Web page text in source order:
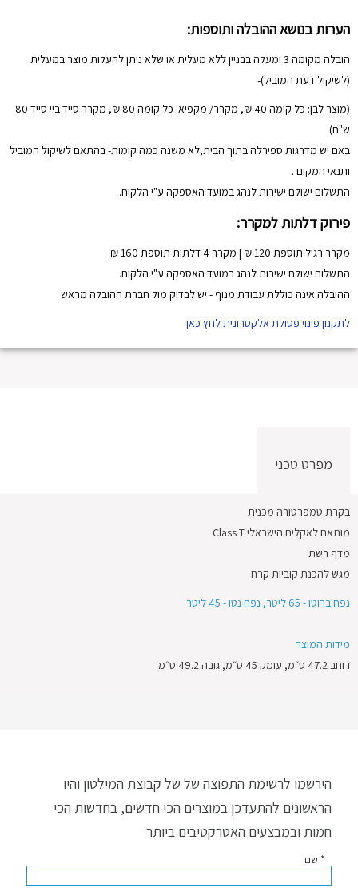
הערות בנושא ההובלה ותוספות:
הובלה מקומה 3 ומעלה בבניין ללא מעלית או שלא ניתן להעלות מוצר במעלית
(לשיקול דעת המוביל)-
(מוצר לבן: כל קומה 40 ₪, מקרר/ מקפיא: כל קומה 80 ₪, מקרר סייד ביי סייד 80
ש"ח)
באם יש מדרגות ספירלה בתוך הבית,לא משנה כמה קומות- בהתאם לשיקול המוביל
ותנאי המקום .
התשלום ישולם ישירות לנהג במועד האספקה ע"י הלקוח.
פירוק דלתות למקרר:
מקרר רגיל תוספת 120 ₪ | מקרר 4 דלתות תוספת 160 ₪
התשלום ישולם ישירות לנהג במועד האספקה ע"י הלקוח.
ההובלה אינה כוללת עבודת מנוף - יש לבדוק מול חברת ההובלה מראש
לתקנון פינוי פסולת אלקטרונית לחץ כאן
מפרט טכני
בקרת טמפרטורה מכנית
מותאם לאקלים הישראלי Class T
מדף רשת
מגש להכנת קוביות קרח
נפח ברוטו - 65 ליטר, נפח נטו - 45 ליטר
מידות המוצר
רוחב 47.2 ס״מ, עומק 45 ס״מ, גובה 49.2 ס״מ
הירשמו לרשימת התפוצה של של קבוצת המילטון והיו
הראשונים להתעדכן במוצרים הכי חדשים, בחדשות הכי
חמות ובמבצעים האטרקטיבים ביותר
* שם